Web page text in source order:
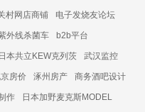
村网店商铺 电子发烧友论坛
外线杀菌车 b2b平台
日本共立KEW克列茨 武汉监控
房价 涿州房产 商务酒吧设计
作 日本加野麦克斯MODEL